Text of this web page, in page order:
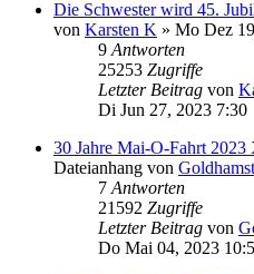
Die Schwester wird 45.
von Karsten K » Mo Dez
9 Antworten
25253 Zugriffe
Letzter Beitrag von
Di Jun 27, 2023 7:30
30 Jahre Mai-O-Fahrt
Dateianhang von
7 Antworten
21592 Zugriffe
Letzter Beitrag von
Do Mai 04, 2023